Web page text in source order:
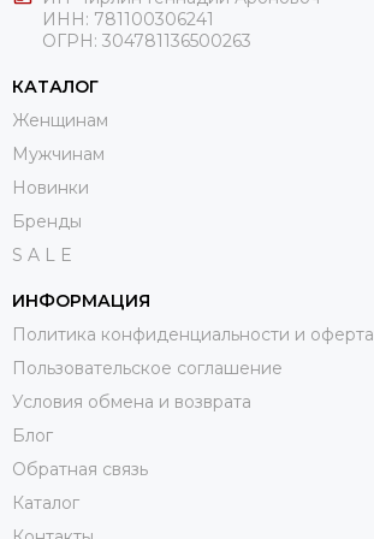
ИНН: 781100306241
ОГРН: 304781136500263
КАТАЛОГ
Женщинам
Мужчинам
Новинки
Бренды
S A L E
ИНФОРМАЦИЯ
Политика конфиденциальности и оферта
Пользовательское соглашение
Условия обмена и возврата
Блог
Обратная связь
Каталог